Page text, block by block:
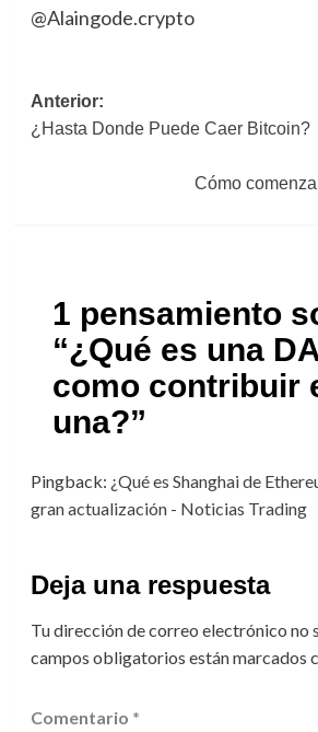
@Alaingode.crypto
Navegación
de
Anterior:
¿Hasta Donde Puede Caer Bitcoin?
Cómo
1 pensamiento
“¿Qué es una
como contribuir
una?”
Pingback: ¿Qué es Shanghai de
gran actualización - Noticias Trading
Deja una respuesta
Tu dirección de correo electrónico no
campos obligatorios están marcados
Comentario *